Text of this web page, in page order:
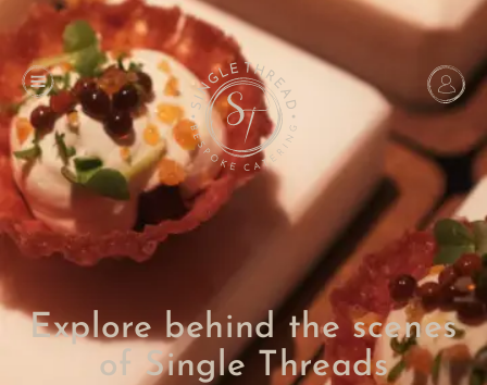
Explore behind the scenes
of Single Threads